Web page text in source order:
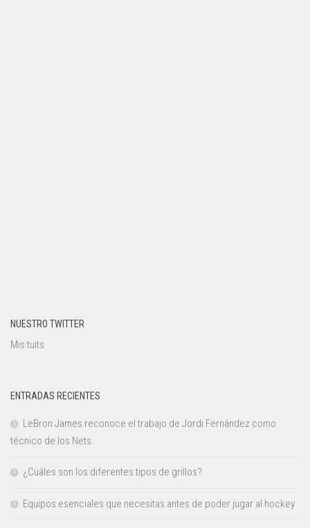
NUESTRO TWITTER
Mis tuits
ENTRADAS RECIENTES
LeBron James reconoce el trabajo de Jordi Fernández como
técnico de los Nets.
¿Cuáles son los diferentes tipos de grillos?
Equipos esenciales que necesitas antes de poder jugar al hockey